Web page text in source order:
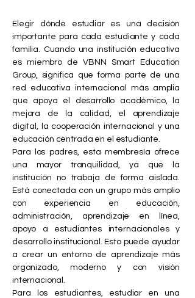
Elegir dónde estudiar es una decisión
importante para cada estudiante y cada
familia. Cuando una institución educativa
es miembro de VBNN Smart Education
Group, significa que forma parte de una
red educativa internacional más amplia
que apoya el desarrollo académico, la
mejora de la calidad, el aprendizaje
digital, la cooperación internacional y una
educación centrada en el estudiante.
Para los padres, esta membresía ofrece
una mayor tranquilidad, ya que la
institución no trabaja de forma aislada.
Está conectada con un grupo más amplio
con experiencia en educación,
administración, aprendizaje en línea,
apoyo a estudiantes internacionales y
desarrollo institucional. Esto puede ayudar
a crear un entorno de aprendizaje más
organizado, moderno y con visión
internacional.
Para los estudiantes, estudiar en una